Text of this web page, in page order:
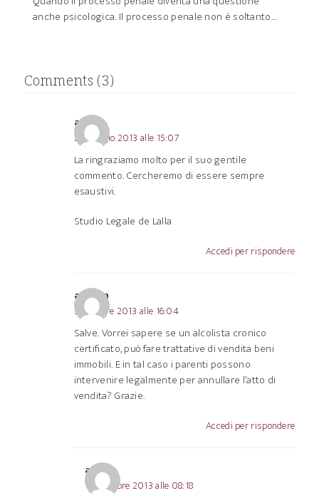
anche psicologica. Il processo penale non è soltanto…
Comments (3)
admin
22 Maggio 2013 alle 15:07
La ringraziamo molto per il suo gentile
commento. Cercheremo di essere sempre
esaustivi.
Studio Legale de Lalla
Accedi per rispondere
andrea
3 Ottobre 2013 alle 16:04
Salve. Vorrei sapere se un alcolista cronico
certificato, può fare trattative di vendita beni
immobili. E in tal caso i parenti possono
intervenire legalmente per annullare l’atto di
vendita? Grazie.
Accedi per rispondere
admin
10 Ottobre 2013 alle 08:18